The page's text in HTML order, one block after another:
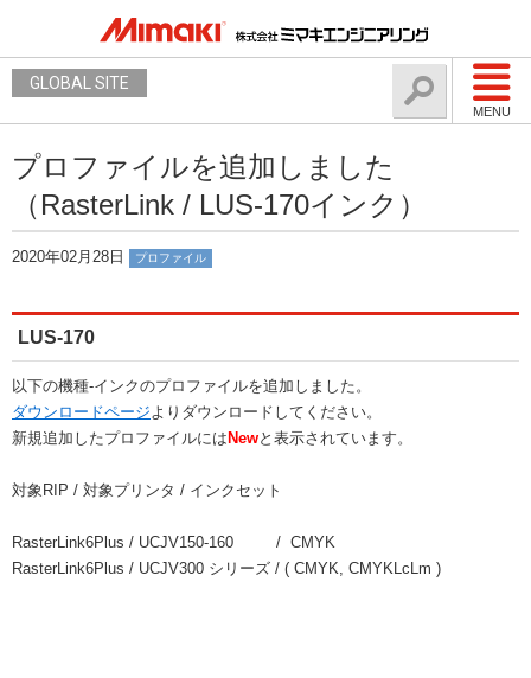
MENU
GLOBAL SITE
プロファイルを追加しました
（RasterLink / LUS-170インク）
2020年02月28日 プロファイル
LUS-170
以下の機種-インクのプロファイルを追加しました。
ダウンロードページよりダウンロードしてください。
新規追加したプロファイルには Newと表示されています。
対象RIP / 対象プリンタ / インクセット
RasterLink6Plus / UCJV150-160 / CMYK
RasterLink6Plus / UCJV300 シリーズ / ( CMYK, CMYKLcLm )